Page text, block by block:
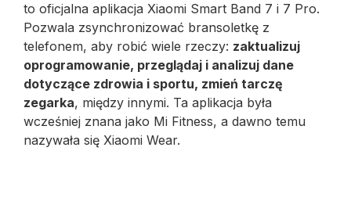
to oficjalna aplikacja Xiaomi Smart Band 7 i 7 Pro.
Pozwala zsynchronizować bransoletkę z
telefonem, aby robić wiele rzeczy: zaktualizuj
oprogramowanie, przeglądaj i analizuj dane
dotyczące zdrowia i sportu, zmień tarczę
zegarka, między innymi. Ta aplikacja była
wcześniej znana jako Mi Fitness, a dawno temu
nazywała się Xiaomi Wear.